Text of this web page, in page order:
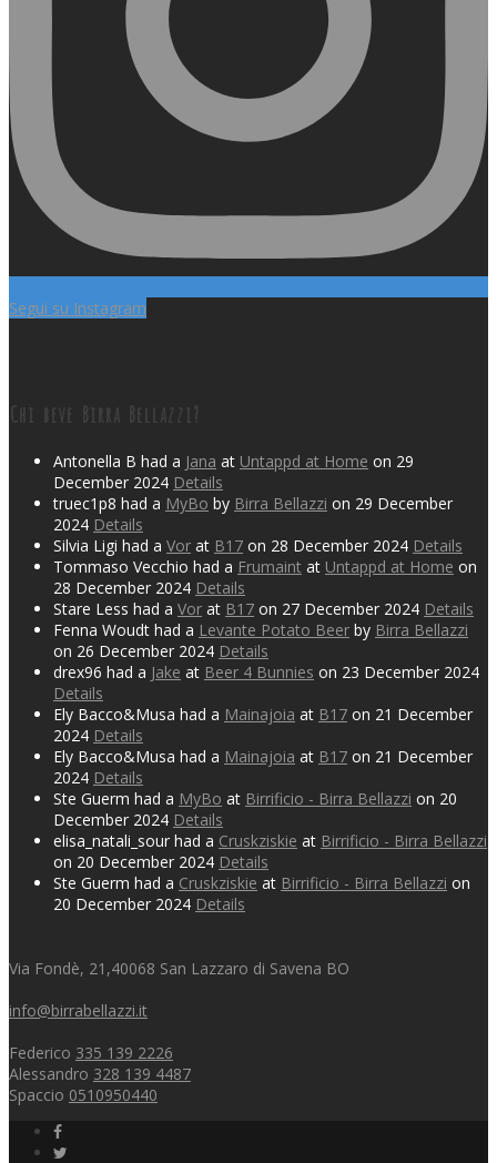
Segui su Instagram
Chi beve Birra Bellazzi?
Antonella B had a Jana at Untappd at Home on 29
December 2024 Details
truec1p8 had a MyBo by Birra Bellazzi on 29 December
2024 Details
Silvia Ligi had a Vor at B17 on 28 December 2024 Details
Tommaso Vecchio had a Frumaint at Untappd at Home on
28 December 2024 Details
Stare Less had a Vor at B17 on 27 December 2024 Details
Fenna Woudt had a Levante Potato Beer by Birra Bellazzi
on 26 December 2024 Details
drex96 had a Jake at Beer 4 Bunnies on 23 December 2024
Details
Ely Bacco&Musa had a Mainajoia at B17 on 21 December
2024 Details
Ely Bacco&Musa had a Mainajoia at B17 on 21 December
2024 Details
Ste Guerm had a MyBo at Birrificio - Birra Bellazzi on 20
December 2024 Details
elisa_natali_sour had a Cruskziskie at Birrificio - Birra Bellazzi
on 20 December 2024 Details
Ste Guerm had a Cruskziskie at Birrificio - Birra Bellazzi on
20 December 2024 Details
Via Fondè, 21,40068 San Lazzaro di Savena BO
info@birrabellazzi.it
Federico 335 139 2226
Alessandro 328 139 4487
Spaccio 0510950440